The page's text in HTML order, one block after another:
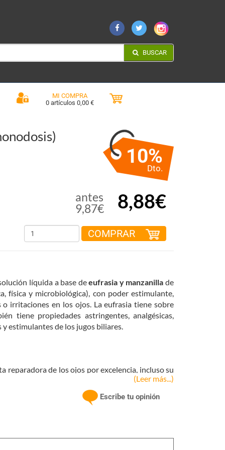
BUSCAR
MI COMPRA
0 artículos 0,00 €
10%
Dto.
antes
9,87€
8,88€
COMPRAR
líquida a base deeufrasia y manzanilla de
física y microbiológica), con poder estimulante,
irritaciones en los ojos. La eufrasia tiene sobre
tiene propiedades astringentes, analgésicas,
estimulantes de los jugos biliares.
reparadora de los ojos por excelencia, incluso su
ocular y ataca
o bacterias. Excelente para tratar la blefaritis, la
los orzuelos y como remedio de apoyo en
(Leer más...)
Escribe tu opinión